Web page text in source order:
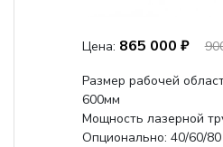
Цена: 865 000 ₽
Размер рабочей
600мм
Мощность лазерной
Опционально: 40/60/